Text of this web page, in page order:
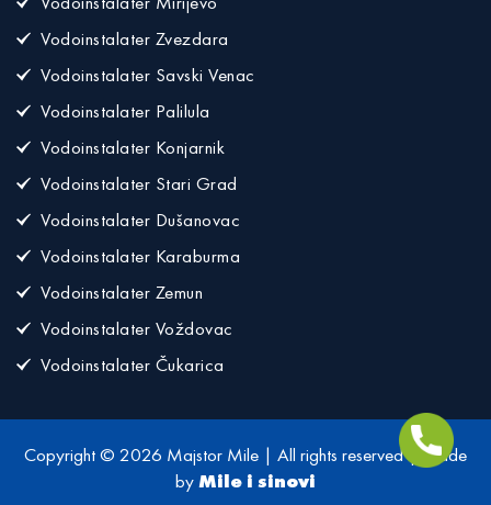
Vodoinstalater Zvezdara
Vodoinstalater Savski Venac
Vodoinstalater Palilula
Vodoinstalater Konjarnik
Vodoinstalater Stari Grad
Vodoinstalater Dušanovac
Vodoinstalater Karaburma
Vodoinstalater Zemun
Vodoinstalater Voždovac
Vodoinstalater Čukarica
Copyright © 2026 Majstor Mile | All rights reserved | Made
byMile i sinovi